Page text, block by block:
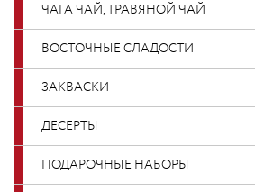
ЧАГА ЧАЙ, ТРАВЯНОЙ ЧАЙ
ВОСТОЧНЫЕ СЛАДОСТИ
ЗАКВАСКИ
ДЕСЕРТЫ
ПОДАРОЧНЫЕ НАБОРЫ